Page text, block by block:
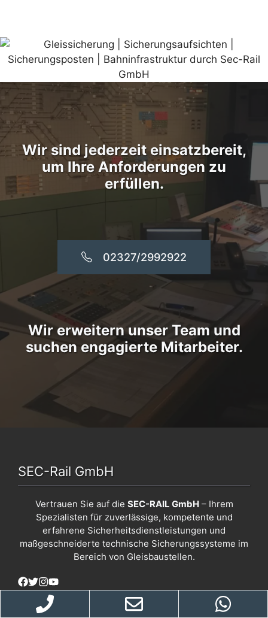
Wir sind jederzeit einsatzbereit,
um Ihre Anforderungen zu
erfüllen.
02327/2992922
Wir erweitern unser Team und
suchen engagierte Mitarbeiter.
SEC-Rail GmbH
Vertrauen Sie auf die SEC-RAIL GmbH– Ihrem
Spezialisten für zuverlässige, kompetente und
erfahrene Sicherheitsdienstleistungen und
maßgeschneiderte technische Sicherungssysteme im
Bereich von Gleisbaustellen.